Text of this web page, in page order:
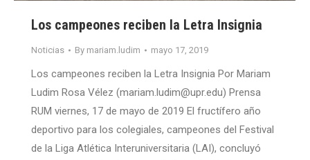
Los campeones reciben la Letra Insignia
Noticias By mariam.ludim mayo 17, 2019
Los campeones reciben la Letra Insignia Por Mariam
Ludim Rosa Vélez (mariam.ludim@upr.edu) Prensa
RUM viernes, 17 de mayo de 2019 El fructífero año
deportivo para los colegiales, campeones del Festival
de la Liga Atlética Interuniversitaria (LAI), concluyó